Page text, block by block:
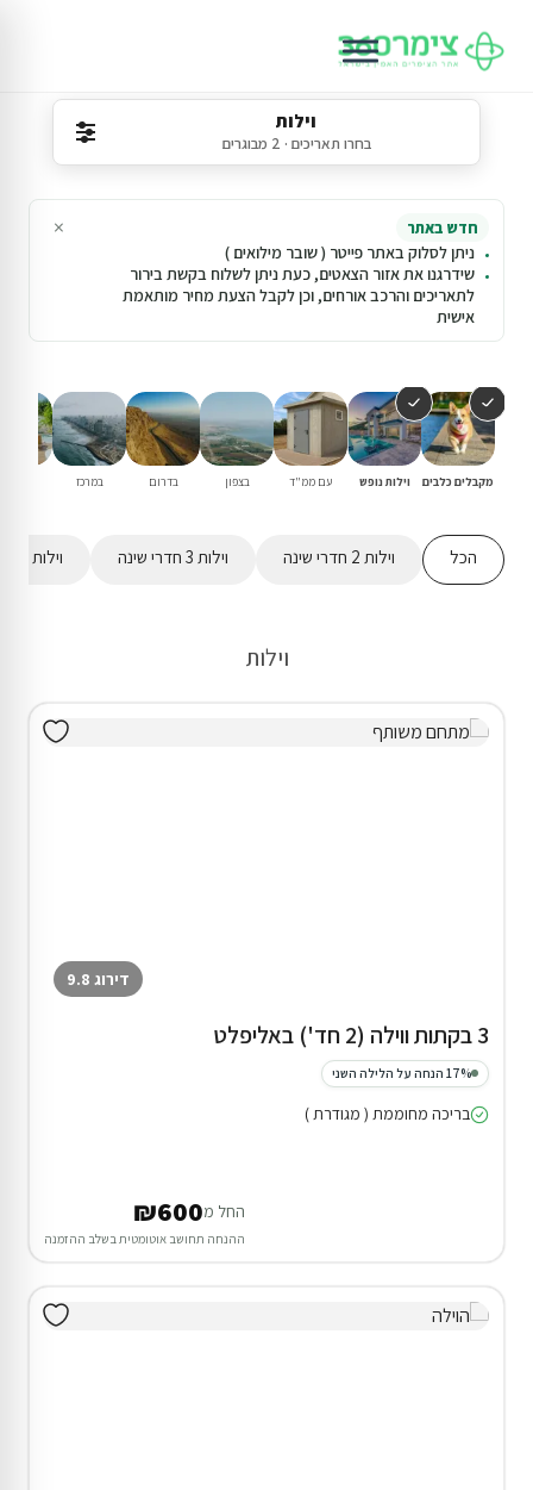
וילות
בחרו תאריכים · 2 מבוגרים
חדש באתר
ניתן לסלוק באתר פייטר ( שובר מילואים )
שידרגנו את אזור הצאטים, כעת ניתן לשלוח בקשת בירור
לתאריכים והרכב אורחים, וכן לקבל הצעת מחיר מותאמת
אישית
×
מקבלים כלבים וילות נופש עם ממ"ד בצפון בדרום במרכז
הכל וילות 2 חדרי שינה וילות 3 חדרי שינה וילות 4 חדרי שינה
וילות
דירוג 9.8
3 בקתות ווילה (2 חד') באליפלט
17% הנחה על הלילה השני
בריכה מחוממת ( מגודרת )
החל מ₪600
ההנחה תחושב אוטומטית בשלב ההזמנה